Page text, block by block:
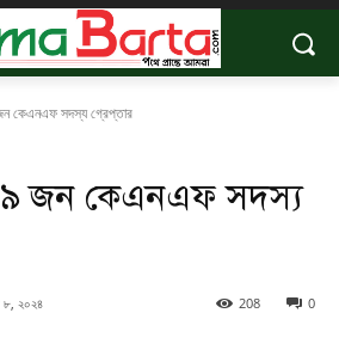
জন কেএনএফ সদস্য গ্রেপ্তার
জন কেএনএফ সদস্য
৮, ২০২৪ 0
208